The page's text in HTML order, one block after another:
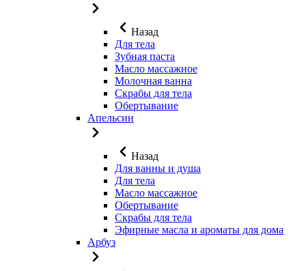
Назад
Для тела
Зубная паста
Масло массажное
Молочная ванна
Скрабы для тела
Обертывание
Апельсин
Назад
Для ванны и душа
Для тела
Масло массажное
Обертывание
Скрабы для тела
Эфирные масла и ароматы для дома
Арбуз